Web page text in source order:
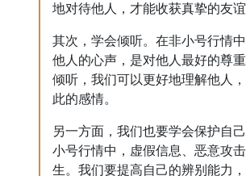
地对待他人，才能收获真挚的友谊
其次，学会倾听。在非小号行情
他人的心声，是对他人最好的尊
倾听，我们可以更好地理解他人
此的感情。
另一方面，我们也要学会保护自
小号行情中，虚假信息、恶意攻
生。我们要提高自己的辨别能力